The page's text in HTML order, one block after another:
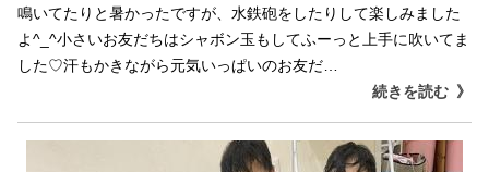
鳴いてたりと暑かったですが、水鉄砲をしたりして楽しみました
よ^_^小さいお友だちはシャボン玉もしてふーっと上手に吹いてま
した♡汗もかきながら元気いっぱいのお友だ…
続きを読む